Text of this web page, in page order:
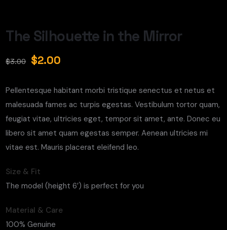
The Silhouette in the Mirror
$3.00 $2.00
Pellentesque habitant morbi tristique senectus et netus et
malesuada fames ac turpis egestas. Vestibulum tortor quam,
feugiat vitae, ultricies eget, tempor sit amet, ante. Donec eu
libero sit amet quam egestas semper. Aenean ultricies mi
vitae est. Mauris placerat eleifend leo.
Size & Fit
The model (height 6′) is perfect for you
Material & Care
100% Genuine